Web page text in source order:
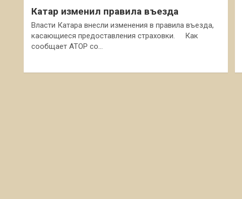
Катар изменил правила въезда
Власти Катара внесли изменения в правила въезда,
касающиеся предоставления страховки. Как
сообщает АТОР со…